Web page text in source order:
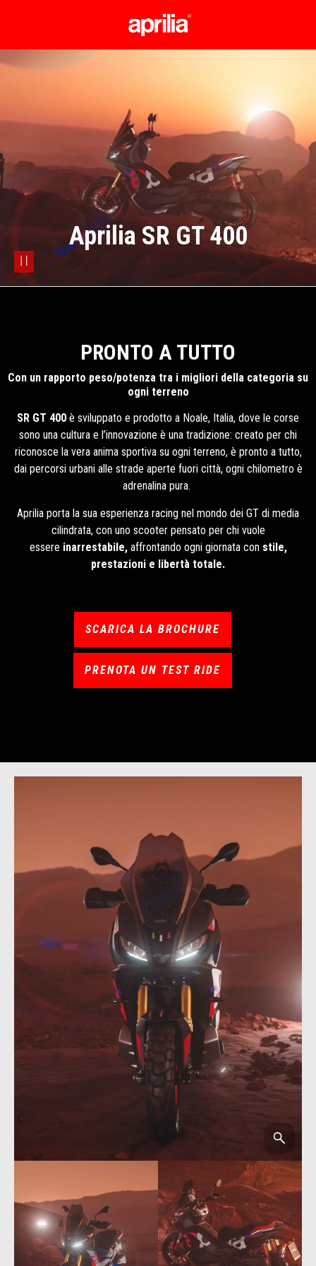
Vai al contenuto principale
pause
Aprilia SR GT 400
PRONTO A TUTTO
Con un rapporto peso/potenza tra i migliori della categoria su
ogni terreno
SR GT 400 è sviluppato e prodotto a Noale, Italia, dove le corse
sono una cultura e l’innovazione è una tradizione: creato per chi
riconosce la vera anima sportiva su ogni terreno, è pronto a tutto,
dai percorsi urbani alle strade aperte fuori città, ogni chilometro è
adrenalina pura.
Aprilia porta la sua esperienza racing nel mondo dei GT di media
cilindrata, con uno scooter pensato per chi vuole
essere inarrestabile,affrontando ogni giornata con stile,
prestazioni e libertà totale.
SCARICA LA BROCHURE
PRENOTA UN TEST RIDE